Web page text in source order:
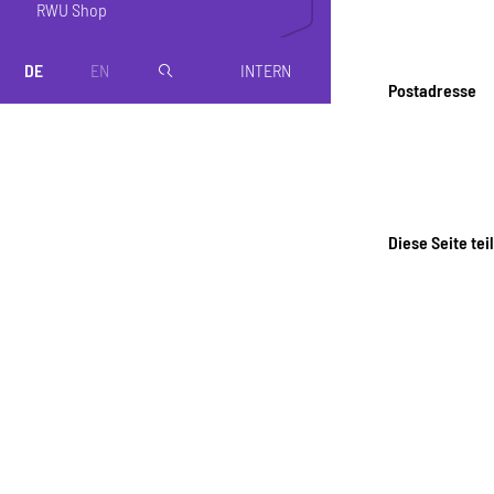
RWU Shop
DE EN magnifier INTERN
Postadresse
Diese Seite